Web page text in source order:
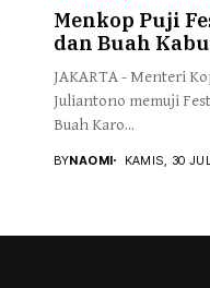
Menkop Puji
dan Buah
JAKARTA - Menteri
Juliantono memuji
Buah Karo...
BYNAOMI KAMIS, 30